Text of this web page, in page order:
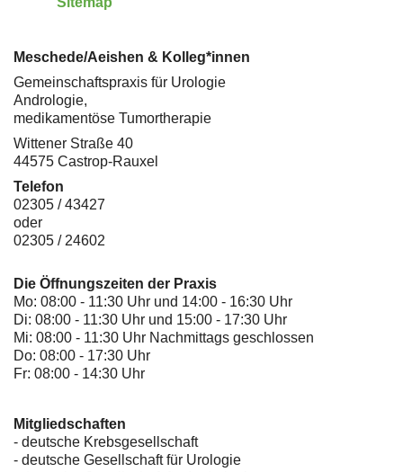
Meschede/Aeishen & Kolleg*innen
Gemeinschaftspraxis für Urologie
Andrologie,
medikamentöse Tumortherapie
Wittener Straße 40
44575 Castrop-Rauxel
Telefon
02305 / 43427
oder
02305 / 24602
Die Öffnungszeiten der Praxis
Mo: 08:00 - 11:30 Uhr und 14:00 - 16:30 Uhr
Di: 08:00 - 11:30 Uhr und 15:00 - 17:30 Uhr
Mi: 08:00 - 11:30 Uhr Nachmittags geschlossen
Do: 08:00 - 17:30 Uhr
Fr: 08:00 - 14:30 Uhr
Mitgliedschaften
- deutsche Krebsgesellschaft
- deutsche Gesellschaft für Urologie